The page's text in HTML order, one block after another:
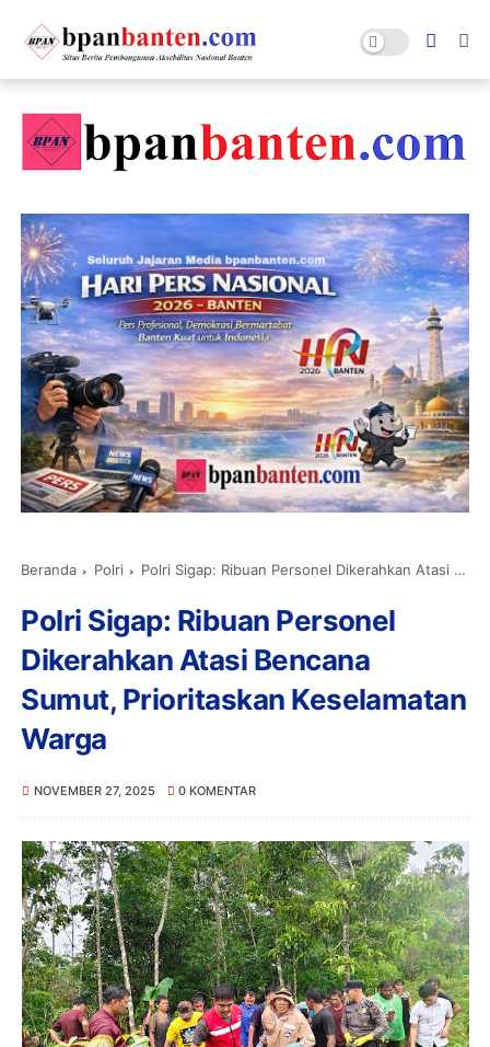
Beranda Polri Polri Sigap: Ribuan Personel Dikerahkan Atasi Bencana Sumut, Prioritaskan Keselamatan Warga
Polri Sigap: Ribuan Personel
Dikerahkan Atasi Bencana
Sumut, Prioritaskan Keselamatan
Warga
NOVEMBER 27, 2025 0 KOMENTAR